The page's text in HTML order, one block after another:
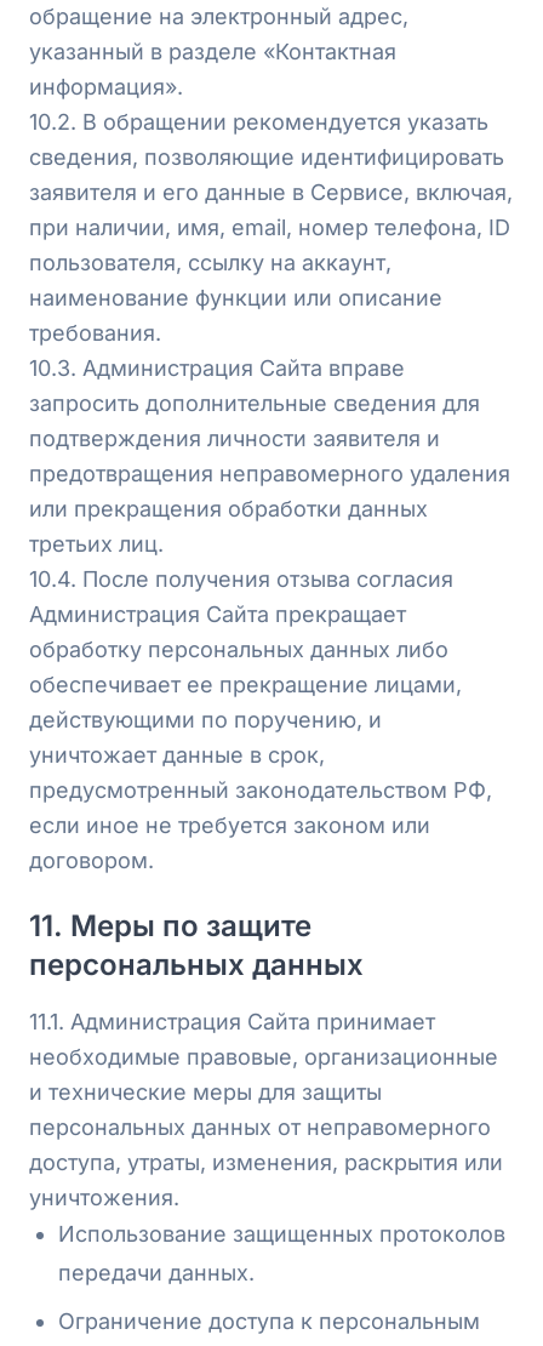
обращение на электронный адрес,
указанный в разделе «Контактная
информация».
10.2. В обращении рекомендуется указать
сведения, позволяющие идентифицировать
заявителя и его данные в Сервисе, включая,
при наличии, имя, email, номер телефона, ID
пользователя, ссылку на аккаунт,
наименование функции или описание
требования.
10.3. Администрация Сайта вправе
запросить дополнительные сведения для
подтверждения личности заявителя и
предотвращения неправомерного удаления
или прекращения обработки данных
третьих лиц.
10.4. После получения отзыва согласия
Администрация Сайта прекращает
обработку персональных данных либо
обеспечивает ее прекращение лицами,
действующими по поручению, и
уничтожает данные в срок,
предусмотренный законодательством РФ,
если иное не требуется законом или
договором.
11. Меры по защите
персональных данных
11.1. Администрация Сайта принимает
необходимые правовые, организационные
и технические меры для защиты
персональных данных от неправомерного
доступа, утраты, изменения, раскрытия или
уничтожения.
Использование защищенных протоколов
передачи данных.
Ограничение доступа к персональным